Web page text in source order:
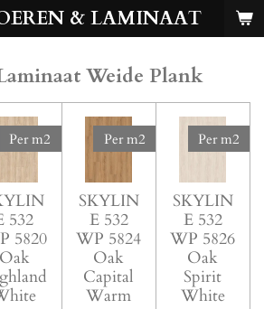
& LAMINAAT
Weide Plank
Per m2
532
5820
Oak
Per m2
SKYLIN
E 532
WP 5824
Oak
Capital
Warm
Per m2
SKYLIN
E 532
WP 5826
Oak
Spirit
White